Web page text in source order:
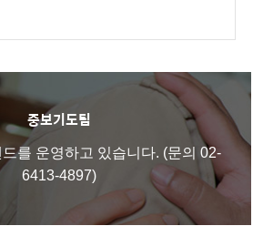
중보기도팀
를 운영하고 있습니다. (문의 02-
6413-4897)